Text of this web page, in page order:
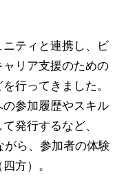
ティと連携し、ビ
リア支援のための
行ってきました。
参加履歴やスキル
発行するなど、
ら、参加者の体験
方）。